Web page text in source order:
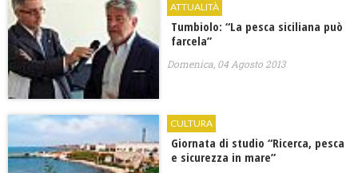
ATTUALITÀ
Tumbiolo: “La pesca siciliana può
farcela”
Domenica, 04 Agosto 2013
CULTURA
Giornata di studio “Ricerca, pesca
e sicurezza in mare”